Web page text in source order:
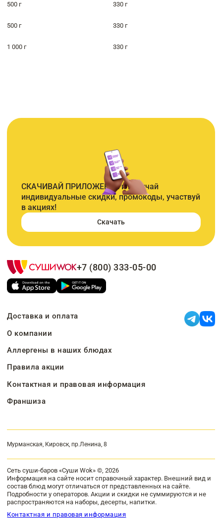
500 г 330 г
500 г 330 г
1 000 г 330 г
СКАЧИВАЙ ПРИЛОЖЕНИЕ и получай
индивидуальные скидки, промокоды, участвуй
в акциях!
Скачать
+7 (800) 333-05-00
Доставка и оплата
О компании
Аллергены в наших блюдах
Правила акции
Контактная и правовая информация
Франшиза
Мурманская, Кировск, пр.Ленина, 8
Сеть суши-баров «Суши Wok» ©, 2026
Информация на сайте носит справочный характер. Внешний вид и
состав блюд могут отличаться от представленных на сайте.
Подробности у операторов. Акции и скидки не суммируются и не
распространяются на наборы, десерты, напитки.
Контактная и правовая информация